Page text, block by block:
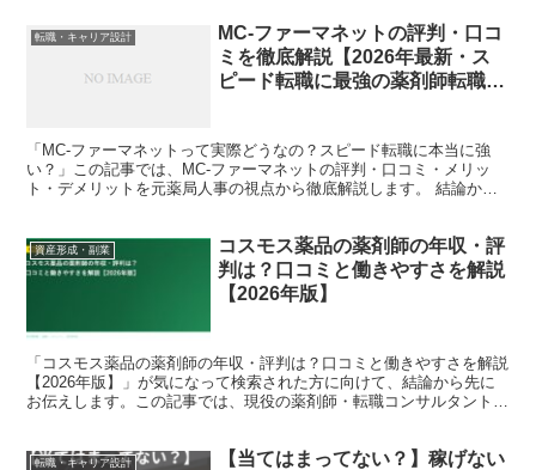
転職・キャリア設計
MC-ファーマネットの評判・口コ
ミを徹底解説【2026年最新・ス
ピード転職に最強の薬剤師転職エ
「MC-ファーマネットって実際どうなの？スピード転職に本当に強
い？」この記事では、MC-ファーマネットの評判・口コミ・メリッ
ト・デメリットを元薬局人事の視点から徹底解説します。 結論から
資産形成・副業
コスモス薬品の薬剤師の年収・評
判は？口コミと働きやすさを解説
【2026年版】
「コスモス薬品の薬剤師の年収・評判は？口コミと働きやすさを解説
【2026年版】」が気になって検索された方に向けて、結論から先に
お伝えします。この記事では、現役の薬剤師・転職コンサルタントの
転職・キャリア設計
【当てはまってない？】稼げない